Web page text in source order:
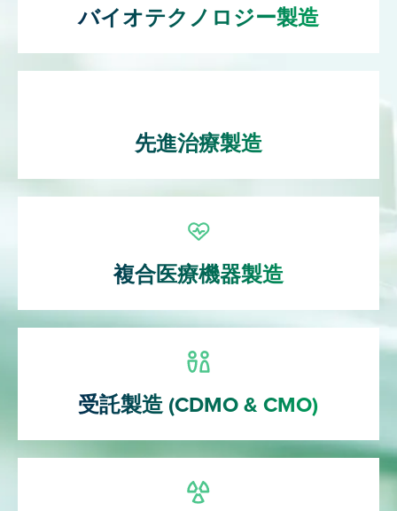
バイオテクノロジー製造
先進治療製造
複合医療機器製造
受託製造 (CDMO & CMO)